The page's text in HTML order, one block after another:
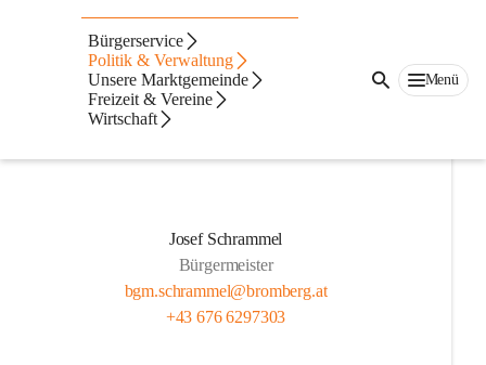
Bürgerservice
Politik & Verwaltung
Unsere Marktgemeinde
Freizeit & Vereine
Wirtschaft
Menü
Gemeinderat
Josef Schrammel
Bürgermeister
bgm.schrammel@bromberg.at
+43 676 6297303